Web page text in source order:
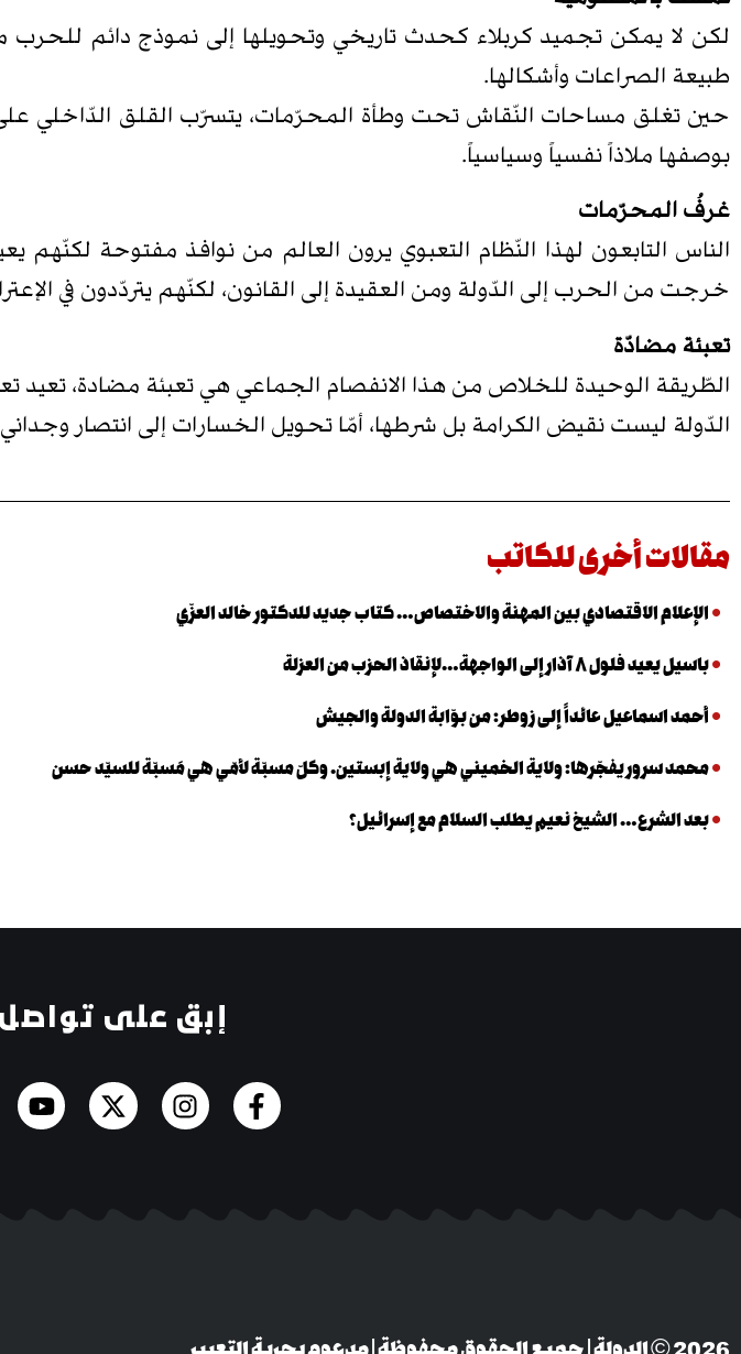
لكن لا يمكن تجميد كربلاء كحدث تاريخي وتحويلها إلى نموذج دائم
طبيعة الصراعات وأشكالها.
حين تغلق مساحات النّقاش تحت وطأة المحرّمات، يتسرّب القلق الدّاخلي
بوصفها ملاذاً نفسياً وسياسياً.
غرفُ المحرّمات
الناس التابعون لهذا النّظام التعبوي يرون العالم من نوافذ مفتوحة
خرجت من الحرب إلى الدّولة ومن العقيدة إلى القانون، لكنّهم يتردّدون في
تعبئة مضادّة
الطّريقة الوحيدة للخلاص من هذا الانفصام الجماعي هي تعبئة مضادة، تعيد
الدّولة ليست نقيض الكرامة بل شرطها، أمّا تحويل الخسارات إلى انتصار
مقالات أخرى للكاتب
الإعلام الاقتصادي بين المهنة والاختصاص… كتاب جديد للدكتور خالد العزّي
باسيل يعيد فلول ٨ آذار إلى الواجهة…لإنقاذ الحزب من العزلة
أحمد اسماعيل عائداً إلى زوطر: من بوّابة الدولة والجيش
محمد سرور يفجّرها: ولاية الخميني هي ولاية إبستين. وكلّ مسبّة لأمّي هي مَسبّة للسيّد حسن
بعد الشرع… الشيخ نعيم يطلب السلام مع إسرائيل؟
إبق على تواصل